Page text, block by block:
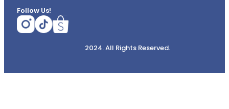
Follow Us!
2024. All Rights Reserved.